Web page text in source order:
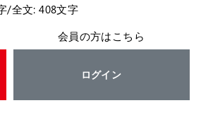
/全文: 408文字
会員の方はこちら
ログイン